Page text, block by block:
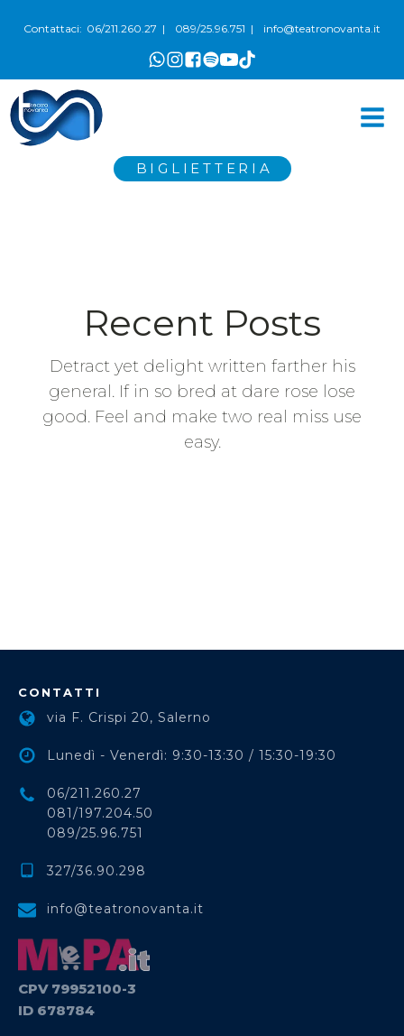
Contattaci: 06/211.260.27 | 089/25.96.751 | info@teatronovanta.it
BIGLIETTERIA
Recent Posts
Detract yet delight written farther his
general. If in so bred at dare rose lose
good. Feel and make two real miss use
easy.
CONTATTI
via F. Crispi 20, Salerno
Lunedì - Venerdì: 9:30-13:30 / 15:30-19:30
06/211.260.27
081/197.204.50
089/25.96.751
327/36.90.298
info@teatronovanta.it
CPV 79952100-3
ID 678784